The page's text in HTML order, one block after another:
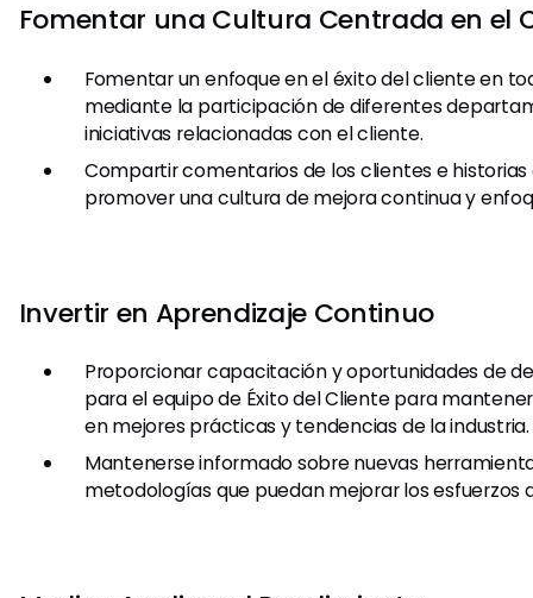
Fomentar una Cultura Centrada en el
Fomentar un enfoque en el éxito del cliente en
mediante la participación de diferentes
iniciativas relacionadas con el cliente.
Compartir comentarios de los clientes e
promover una cultura de mejora continua y
Invertir en Aprendizaje Continuo
Proporcionar capacitación y oportunidades de
para el equipo de Éxito del Cliente para
en mejores prácticas y tendencias de la industria.
Mantenerse informado sobre nuevas
metodologías que puedan mejorar los esfuerzos